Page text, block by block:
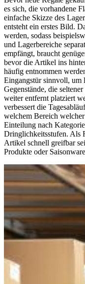
es sich, die vorhandene
einfache Skizze des
entsteht ein erstes Bild.
werden, sodass
und Lagerbereiche
empfängt, braucht
bevor die Artikel ins
häufig entnommen
Eingangstür sinnvoll, um
Gegenstände, die
weiter entfernt platziert
verbessert die
welchem Bereich
Einteilung nach
Dringlichkeitsstufen. Als
Artikel schnell greifbar
Produkte oder